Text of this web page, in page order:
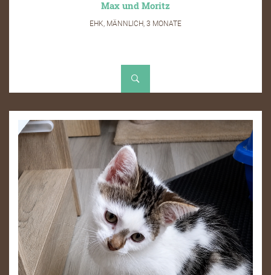
Max und Moritz
EHK, MÄNNLICH, 3 MONATE